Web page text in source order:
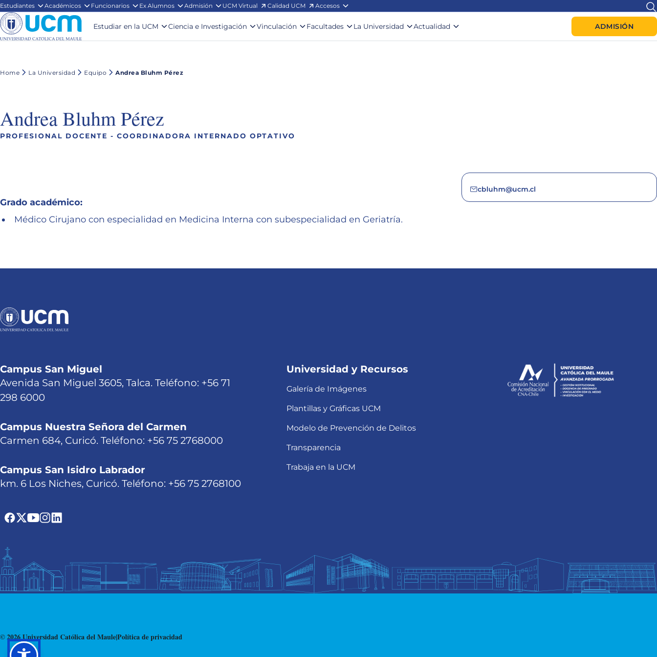
Estudiantes Académicos Funcionarios Ex Alumnos Admisión UCM Virtual Calidad UCM Accesos
Estudiar en la UCM Ciencia e Investigación Vinculación Facultades La Universidad Actualidad ADMISIÓN
Home La Universidad Equipo Andrea Bluhm Pérez
Andrea Bluhm Pérez
PROFESIONAL DOCENTE - COORDINADORA INTERNADO OPTATIVO
Grado académico:
Médico Cirujano con especialidad en Medicina Interna con subespecialidad en Geriatría.
cbluhm@ucm.cl
Campus San Miguel
Avenida San Miguel 3605, Talca. Teléfono: +56 71
298 6000
Campus Nuestra Señora del Carmen
Carmen 684, Curicó. Teléfono: +56 75 2768000
Campus San Isidro Labrador
km. 6 Los Niches, Curicó. Teléfono: +56 75 2768100
Universidad y Recursos
Galería de Imágenes
Plantillas y Gráficas UCM
Modelo de Prevención de Delitos
Transparencia
Trabaja en la UCM
© 2026 Universidad Católica del Maule|Política de privacidad